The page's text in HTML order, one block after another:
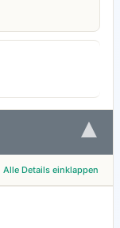
▾
Alle Details einklappen